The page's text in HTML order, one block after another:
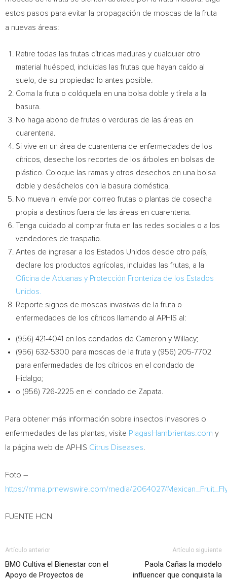
estos pasos para evitar la propagación de moscas de la fruta
a nuevas áreas:
Retire todas las frutas cítricas maduras y cualquier otro
material huésped, incluidas las frutas que hayan caído al
suelo, de su propiedad lo antes posible.
Coma la fruta o colóquela en una bolsa doble y tírela a la
basura.
No haga abono de frutas o verduras de las áreas en
cuarentena.
Si vive en un área de cuarentena de enfermedades de los
cítricos, deseche los recortes de los árboles en bolsas de
plástico. Coloque las ramas y otros desechos en una bolsa
doble y deséchelos con la basura doméstica.
No mueva ni envíe por correo frutas o plantas de cosecha
propia a destinos fuera de las áreas en cuarentena.
Tenga cuidado al comprar fruta en las redes sociales o a los
vendedores de traspatio.
Antes de ingresar a los Estados Unidos desde otro país,
declare los productos agrícolas, incluidas las frutas, a la
Oficina de Aduanas y Protección Fronteriza de los Estados
Unidos.
Reporte signos de moscas invasivas de la fruta o
enfermedades de los cítricos llamando al APHIS al:
(956) 421-4041 en los condados de Cameron y Willacy;
(956) 632-5300 para moscas de la fruta y (956) 205-7702
para enfermedades de los cítricos en el condado de
Hidalgo;
o (956) 726-2225 en el condado de Zapata.
Para obtener más información sobre insectos invasores o
enfermedades de las plantas, visite PlagasHambrientas.com y
la página web de APHIS Citrus Diseases
Foto –
https://mma.prnewswire.com/media/2064027/
FUENTE HCN
Artículo anterior
BMO Cultiva el Bienestar con el
Apoyo de Proyectos de
Artículo siguiente
Paola Cañas la modelo
influencer que conquista la